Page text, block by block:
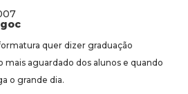
quer dizer graduação
aguardado dos alunos e quando
o grande dia.